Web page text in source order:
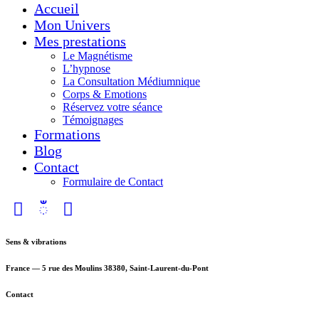
Accueil
Mon Univers
Mes prestations
Le Magnétisme
L’hypnose
La Consultation Médiumnique
Corps & Emotions
Réservez votre séance
Témoignages
Formations
Blog
Contact
Formulaire de Contact
Sens & vibrations
France — 5 rue des Moulins 38380, Saint-Laurent-du-Pont
Contact